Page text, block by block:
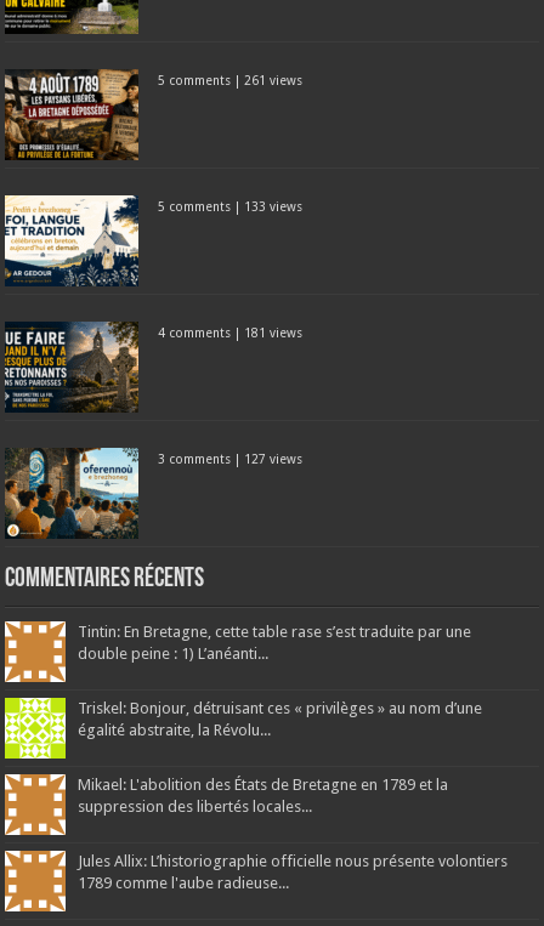
5 comments | 261 views
5 comments | 133 views
4 comments | 181 views
3 comments | 127 views
Commentaires récents
Tintin: En Bretagne, cette table rase s’est traduite par une
double peine : 1) L’anéanti...
Triskel: Bonjour, détruisant ces « privilèges » au nom d’une
égalité abstraite, la Révolu...
Mikael: L'abolition des États de Bretagne en 1789 et la
suppression des libertés locales...
Jules Allix: L’historiographie officielle nous présente volontiers
1789 comme l'aube radieuse...